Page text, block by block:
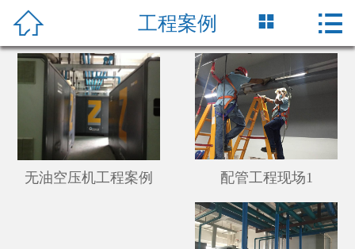
 首页
关于我们
鼓风机
空压机
真空泵
工程配管
 工程案例  
无油空压机工程案例 配管工程现场1